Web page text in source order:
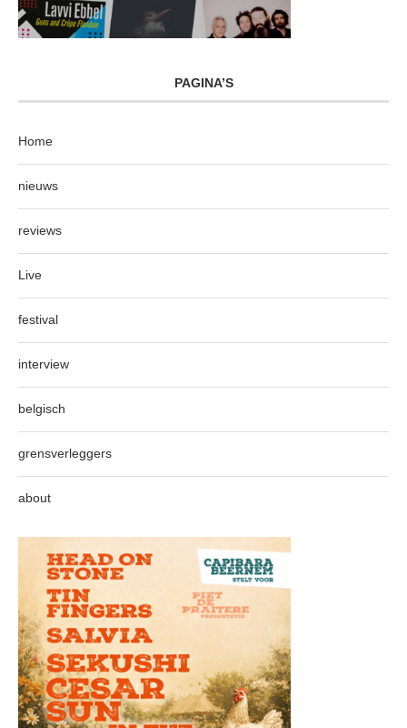
PAGINA’S
Home
nieuws
reviews
Live
festival
interview
belgisch
grensverleggers
about